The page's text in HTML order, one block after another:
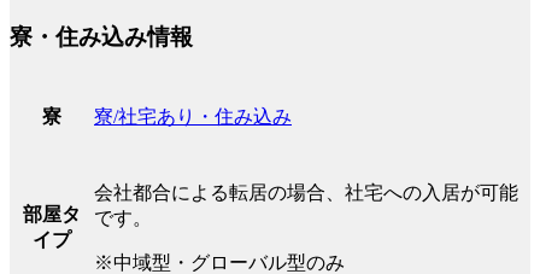
寮・住み込み情報
寮 寮/社宅あり・住み込み
部屋タ
イプ
会社都合による転居の場合、社宅への入居が可能
です。
※中域型・グローバル型のみ